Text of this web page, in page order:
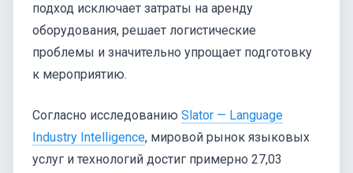
подход исключает затраты на аренду
оборудования, решает логистические
проблемы и значительно упрощает подготовку
к мероприятию.
Согласно исследованию Slator — Language
Industry Intelligence, мировой рынок языковых
услуг и технологий достиг примерно 27,03